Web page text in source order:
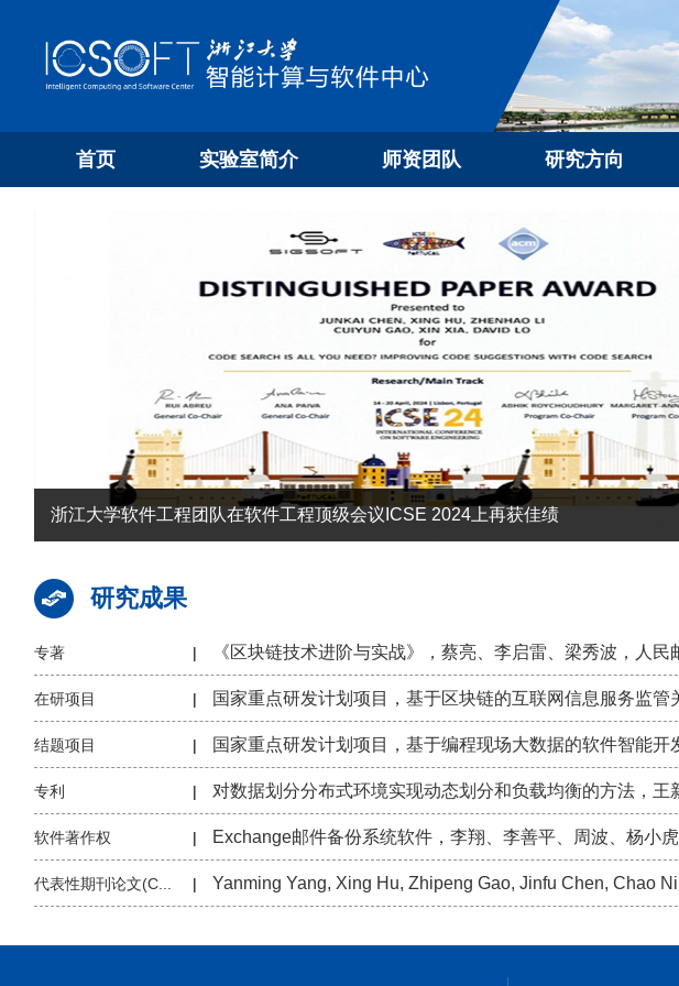
首页 实验室简介 师资团队 研究方向
浙江大学软件工程团队在软件工程顶级会议ICSE 2024上再获佳绩
研究成果
专著 |
在研项目 |
结题项目 |
专利 |
软件著作权 |
代表性期刊论文(C... |